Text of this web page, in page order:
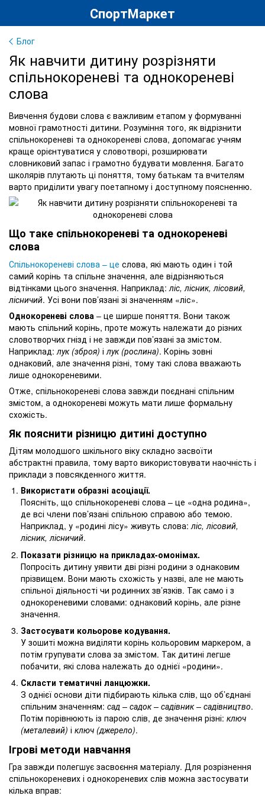
СпортМаркет
Блог
Як навчити дитину розрізняти
спільнокореневі та однокореневі
слова
Вивчення будови слова є важливим етапом у формуванні
мовної грамотності дитини. Розуміння того, як відрізнити
спільнокореневі та однокореневі слова, допомагає учням
краще орієнтуватися у словотворі, розширювати
словниковий запас і грамотно будувати мовлення. Багато
школярів плутають ці поняття, тому батькам та вчителям
варто приділити увагу поетапному і доступному поясненню.
Що таке спільнокореневі та однокореневі
слова
Спільнокореневі слова – це слова, які мають один і той
самий корінь та спільне значення, але відрізняються
відтінками цього значення. Наприклад: ліс, лісник, лісовий,
лісничий. Усі вони пов’язані зі значенням «ліс».
Однокореневі слова – це ширше поняття. Вони також
мають спільний корінь, проте можуть належати до різних
словотворчих гнізд і не завжди пов’язані за змістом.
Наприклад: лук (зброя) і лук (рослина). Корінь зовні
однаковий, але значення різні, тому такі слова вважають
лише однокореневими.
Отже, спільнокореневі слова завжди поєднані спільним
змістом, а однокореневі можуть мати лише формальну
схожість.
Як пояснити різницю дитині доступно
Дітям молодшого шкільного віку складно засвоїти
абстрактні правила, тому варто використовувати наочність і
приклади з повсякденного життя.
Використати образні асоціації.
Поясніть, що спільнокореневі слова – це «одна родина»,
де всі члени пов’язані спільною справою або темою.
Наприклад, у «родині лісу» живуть слова:ліс, лісовий,
лісник, лісничий.
Показати різницю на прикладах-омонімах.
Попросіть дитину уявити дві різні родини з однаковим
прізвищем. Вони мають схожість у назві, але не мають
спільної діяльності чи родинних зв’язків. Так само і з
однокореневими словами: однаковий корінь, але різне
значення.
Застосувати кольорове кодування.
У зошиті можна виділяти корінь кольоровим маркером, а
потім групувати слова за змістом. Так дитині легше
побачити, які слова належать до однієї «родини».
Скласти тематичні ланцюжки.
З однієї основи діти підбирають кілька слів, що об’єднані
спільним значенням: сад – садок – садівник – садівництво.
Потім порівнюють із парою слів, де значення різні: ключ
(металевий) і ключ (джерело).
Ігрові методи навчання
Гра завжди полегшує засвоєння матеріалу. Для розрізнення
спільнокореневих і однокореневих слів можна застосувати
кілька вправ: